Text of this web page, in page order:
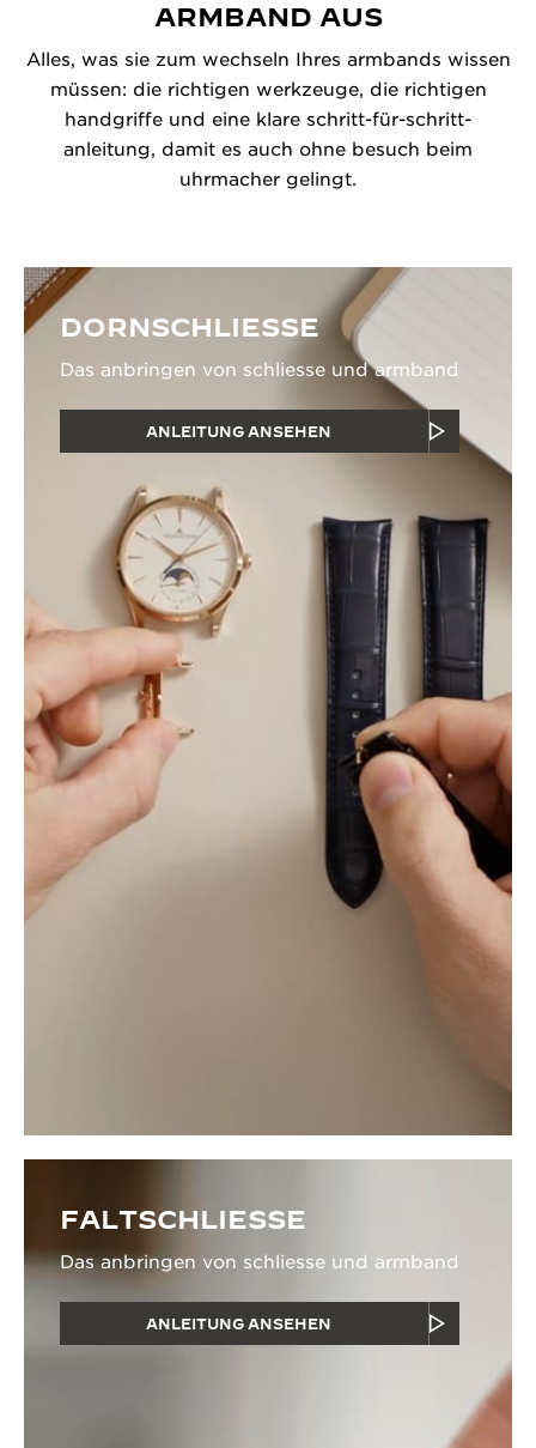
ARMBAND AUS
Alles, was sie zum wechseln Ihres armbands wissen
müssen: die richtigen werkzeuge, die richtigen
handgriffe und eine klare schritt-für-schritt-
anleitung, damit es auch ohne besuch beim
uhrmacher gelingt.
DORNSCHLIESSE
Das anbringen von schliesse und armband
ANLEITUNG ANSEHEN
FALTSCHLIESSE
Das anbringen von schliesse und armband
ANLEITUNG ANSEHEN